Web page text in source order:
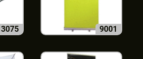
3075 9001